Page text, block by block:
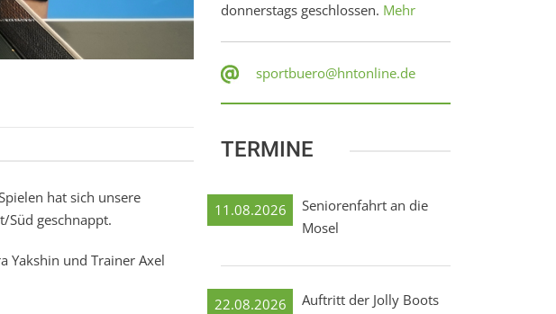
hat sich unsere
Süd geschnappt.
Yakshin und Trainer Axel
donnerstags geschlossen. Mehr
sportbuero@hntonline.de
TERMINE
11.08.2026
Seniorenfahrt an die
Mosel
22.08.2026
Auftritt der Jolly Boots